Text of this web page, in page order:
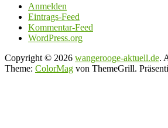
Anmelden
Eintrags-Feed
Kommentar-Feed
WordPress.org
Copyright © 2026 wangerooge-aktuell.de.
Theme: ColorMag von ThemeGrill.